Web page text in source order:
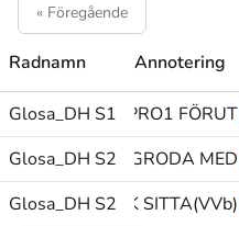
« Föregående
Radnamn Annotering
Glosa_DH S1ORSAK PRO1 FÖRUT
Glosa_DH S2INUTI GRODA MED
Glosa_DH S2
MED FÄSTFOLK SITTA(VVb)